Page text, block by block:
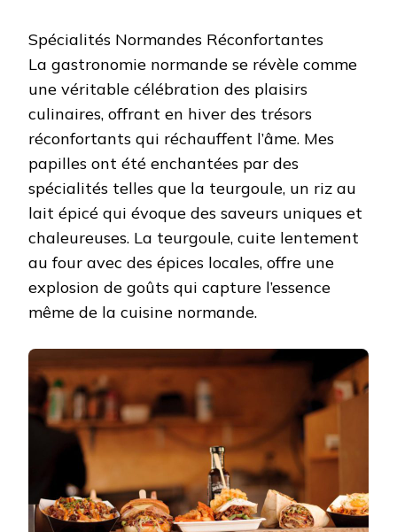
Spécialités Normandes Réconfortantes
La gastronomie normande se révèle comme
une véritable célébration des plaisirs
culinaires, offrant en hiver des trésors
réconfortants qui réchauffent l’âme. Mes
papilles ont été enchantées par des
spécialités telles que la teurgoule, un riz au
lait épicé qui évoque des saveurs uniques et
chaleureuses. La teurgoule, cuite lentement
au four avec des épices locales, offre une
explosion de goûts qui capture l’essence
même de la cuisine normande.